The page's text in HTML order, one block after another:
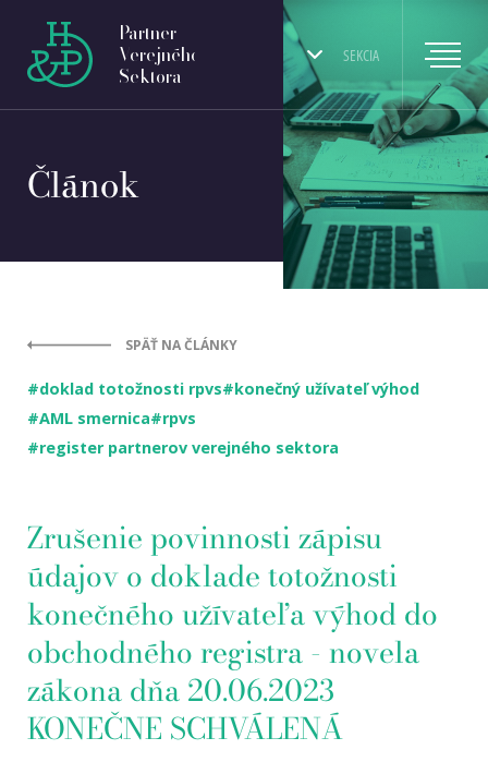
SEKCIA
Partner
Verejného
Sektora
Článok
SPÄŤ NA ČLÁNKY
#doklad totožnosti rpvs#konečný užívateľ výhod
#AML smernica#rpvs
#register partnerov verejného sektora
Zrušenie povinnosti zápisu
údajov o doklade totožnosti
konečného užívateľa výhod do
obchodného registra - novela
zákona dňa 20.06.2023
KONEČNE SCHVÁLENÁ